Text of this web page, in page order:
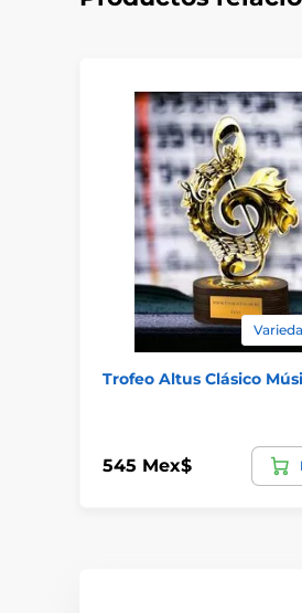
Trofeo Altus Clásico
545 Mex$